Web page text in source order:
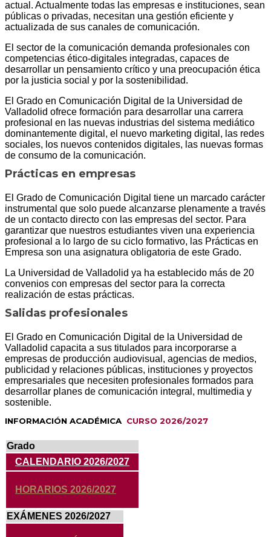
actual. Actualmente todas las empresas e instituciones, sean
públicas o privadas, necesitan una gestión eficiente y
actualizada de sus canales de comunicación.
El sector de la comunicación demanda profesionales con
competencias ético-digitales integradas, capaces de
desarrollar un pensamiento crítico y una preocupación ética
por la justicia social y por la sostenibilidad.
El Grado en Comunicación Digital de la Universidad de
Valladolid ofrece formación para desarrollar una carrera
profesional en las nuevas industrias del sistema mediático
dominantemente digital, el nuevo marketing digital, las redes
sociales, los nuevos contenidos digitales, las nuevas formas
de consumo de la comunicación.
Prácticas en empresas
El Grado de Comunicación Digital tiene un marcado carácter
instrumental que solo puede alcanzarse plenamente a través
de un contacto directo con las empresas del sector. Para
garantizar que nuestros estudiantes viven una experiencia
profesional a lo largo de su ciclo formativo, las Prácticas en
Empresa son una asignatura obligatoria de este Grado.
La Universidad de Valladolid ya ha establecido más de 20
convenios con empresas del sector para la correcta
realización de estas prácticas.
Salidas profesionales
El Grado en Comunicación Digital de la Universidad de
Valladolid capacita a sus titulados para incorporarse a
empresas de producción audiovisual, agencias de medios,
publicidad y relaciones públicas, instituciones y proyectos
empresariales que necesiten profesionales formados para
desarrollar planes de comunicación integral, multimedia y
sostenible.
INFORMACIÓN ACADÉMICA CURSO 2026/2027
Grado
CALENDARIO 2026/2027
HORARIOS 2026/2027
EXÁMENES 2026/2027